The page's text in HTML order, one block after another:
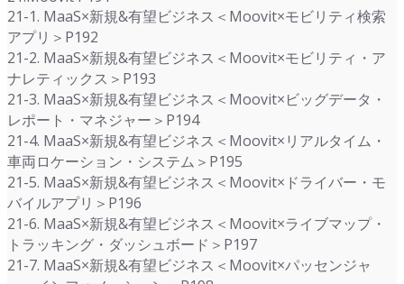
21-1. MaaS×新規&有望ビジネス＜Moovit×モビリティ検索
アプリ＞P192
21-2. MaaS×新規&有望ビジネス＜Moovit×モビリティ・ア
ナレティックス＞P193
21-3. MaaS×新規&有望ビジネス＜Moovit×ビッグデータ・
レポート・マネジャー＞P194
21-4. MaaS×新規&有望ビジネス＜Moovit×リアルタイム・
車両ロケーション・システム＞P195
21-5. MaaS×新規&有望ビジネス＜Moovit×ドライバー・モ
バイルアプリ＞P196
21-6. MaaS×新規&有望ビジネス＜Moovit×ライブマップ・
トラッキング・ダッシュボード＞P197
21-7. MaaS×新規&有望ビジネス＜Moovit×パッセンジャ